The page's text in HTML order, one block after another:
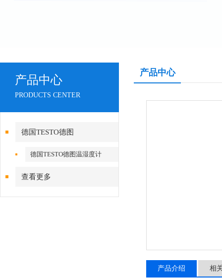
产品中心
PRODUCTS CENTER
德国TESTO德图
德国TESTO德图温湿度计
查看更多
产品中心
产品介绍 相